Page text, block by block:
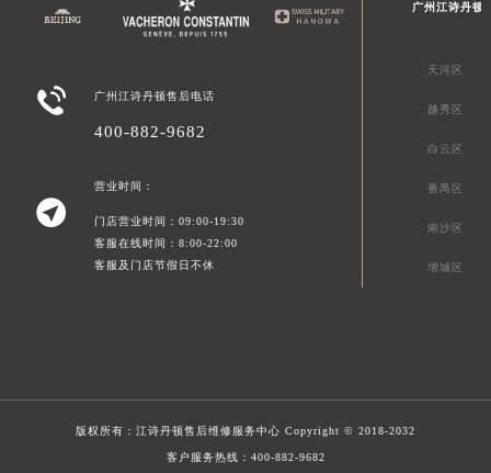
 广州江诗丹顿售后电话
400-882-9682

营业时间：
门店营业时间：09:00-19:30
客服在线时间：8:00-22:00
客服及门店节假日不休
广州江诗丹顿
天河区
越秀区
白云区
番禺区
南沙区
增城区
版权所有： 江诗丹顿售后维修服务中心 Copyright © 2018-2032
客户服务热线： 400-882-9682